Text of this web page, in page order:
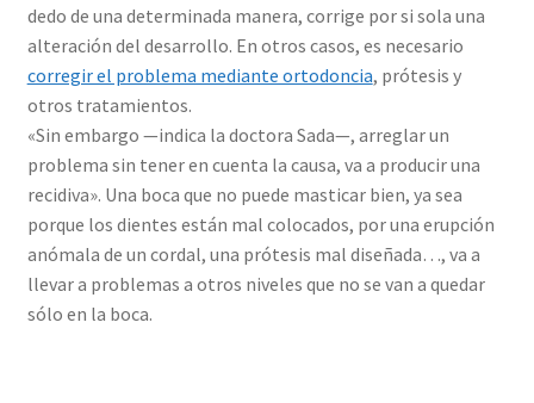
dedo de una determinada manera, corrige por si sola una
alteración del desarrollo. En otros casos, es necesario
corregir el problema mediante ortodoncia, prótesis y
otros tratamientos.
«Sin embargo —indica la doctora Sada—, arreglar un
problema sin tener en cuenta la causa, va a producir una
recidiva». Una boca que no puede masticar bien, ya sea
porque los dientes están mal colocados, por una erupción
anómala de un cordal, una prótesis mal diseñada…, va a
llevar a problemas a otros niveles que no se van a quedar
sólo en la boca.